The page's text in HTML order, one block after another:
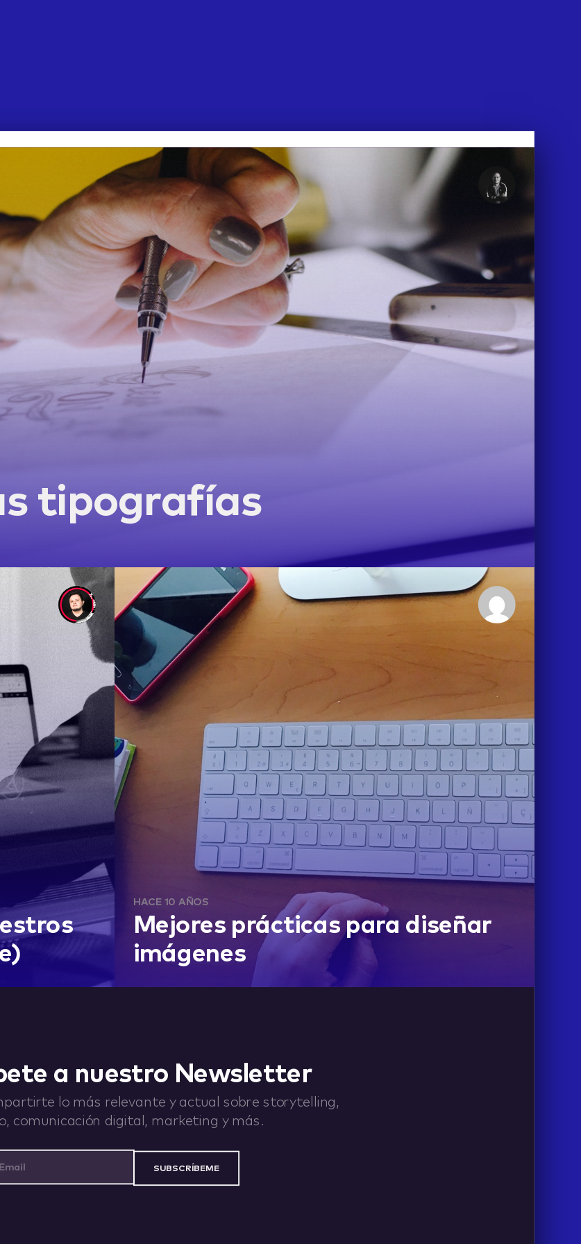
tipografías
HACE 10 AÑOS
Mejores prácticas para diseñar
imágenes
a nuestro Newsletter
lo más relevante y actual sobre storytelling,
comunicación digital, marketing y más.